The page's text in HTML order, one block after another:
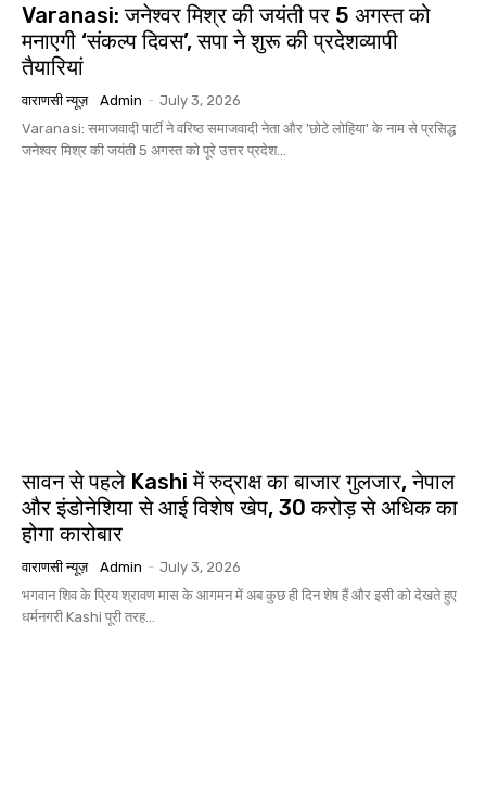
Varanasi: जनेश्वर मिश्र की जयंती पर 5 अगस्त को
मनाएगी ‘संकल्प दिवस’, सपा ने शुरू की प्रदेशव्यापी
तैयारियां
वाराणसी न्यूज़ Admin - July 3, 2026
Varanasi: समाजवादी पार्टी ने वरिष्ठ समाजवादी नेता और 'छोटे लोहिया' के नाम से प्रसिद्ध
जनेश्वर मिश्र की जयंती 5 अगस्त को पूरे उत्तर प्रदेश...
सावन से पहले Kashi में रुद्राक्ष का बाजार गुलजार, नेपाल
और इंडोनेशिया से आई विशेष खेप, 30 करोड़ से अधिक का
होगा कारोबार
वाराणसी न्यूज़ Admin - July 3, 2026
भगवान शिव के प्रिय श्रावण मास के आगमन में अब कुछ ही दिन शेष हैं और इसी को देखते हुए
धर्मनगरी Kashi पूरी तरह...